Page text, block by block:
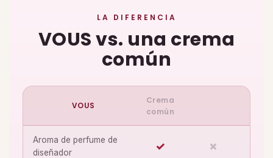
LA DIFERENCIA
VOUS vs. una crema
común
VOUS
Crema
común
Aroma de perfume de
diseñador
✓ ✗